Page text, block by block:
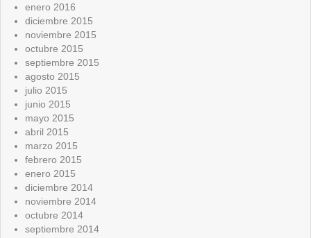
enero 2016
diciembre 2015
noviembre 2015
octubre 2015
septiembre 2015
agosto 2015
julio 2015
junio 2015
mayo 2015
abril 2015
marzo 2015
febrero 2015
enero 2015
diciembre 2014
noviembre 2014
octubre 2014
septiembre 2014